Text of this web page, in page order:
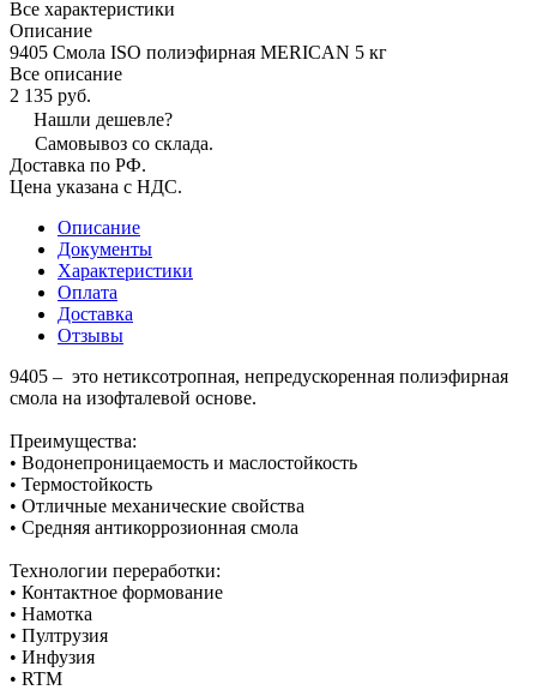
Все характеристики
Описание
9405 Смола ISO полиэфирная MERICAN 5 кг
Все описание
2 135 руб.
Нашли дешевле?
Самовывоз со склада.
Доставка по РФ.
Цена указана с НДС.
Описание
Документы
Характеристики
Оплата
Доставка
Отзывы
9405 – это нетиксотропная, непредускоренная полиэфирная
смола на изофталевой основе.
Преимущества:
• Водонепроницаемость и маслостойкость
• Термостойкость
• Отличные механические свойства
• Средняя антикоррозионная смола
Технологии переработки:
• Контактное формование
• Намотка
• Пултрузия
• Инфузия
• RTM